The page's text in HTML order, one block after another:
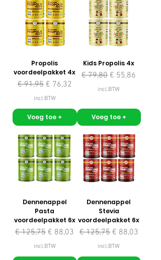
Propolis
voordeelpakket 4x
Normale prijs
€ 91,95 Verkoopprijs
€ 76,32
incl.BTW
Voeg toe +
Kids Propolis 4x
Normale prijs
€ 79,80 Verkoopprijs
€ 55,86
incl.BTW
Voeg toe +
Dennenappel
Pasta
voordeelpakket 6x
Normale prijs
€ 125,75 Verkoopprijs
€ 88,03
incl.BTW
Dennenappel
Stevia
voordeelpakket 6x
Normale prijs
€ 125,75 Verkoopprijs
€ 88,03
incl.BTW